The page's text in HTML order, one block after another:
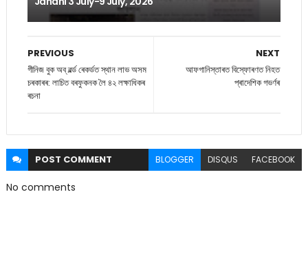
NEXT
আফগানিস্তাৰত বিস্ফোৰণত নিহত
প্ৰাদেশিক গভৰ্ণৰ
PREVIOUS
গীনিজ বুক অব্ ৱৰ্ল্ড ৰেকৰ্ডত স্থান লাভ অসম
চৰকাৰৰ: লাচিত বৰফুকনক লৈ ৪২ লক্ষাধিকৰ
ৰচনা
POST COMMENT BLOGGER DISQUS FACEBOOK
No comments